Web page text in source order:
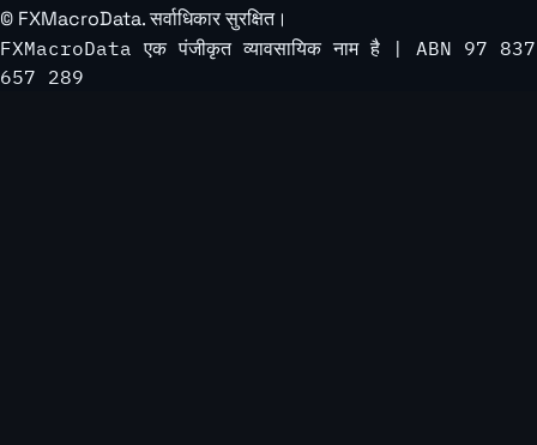
© FXMacroData. सर्वाधिकार सुरक्षित।
FXMacroData एक पंजीकृत व्यावसायिक नाम है | ABN 97 837
657 289